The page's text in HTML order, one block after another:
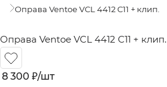
Оправа Ventoe VCL 4412 C11 + клип.
Оправа Ventoe VCL 4412 C11 + клип.
8 300 ₽/шт